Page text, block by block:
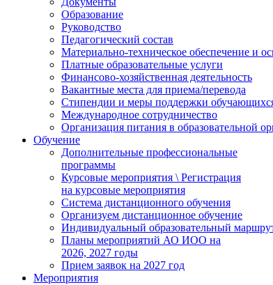
Образование
Руководство
Педагогический состав
Материально-техническое обеспечение и
Платные образовательные услуги
Финансово-хозяйственная деятельность
Вакантные места для приема/перевода
Стипендии и меры поддержки
Международное сотрудничество
Организация питания в образовательной
Обучение
Дополнительные профессиональные
программы
Курсовые мероприятия \ Регистрация
на курсовые мероприятия
Система дистанционного обучения
Организуем дистанционное обучение
Индивидуальный образовательный
Планы мероприятий АО ИОО на
2026, 2027 годы
Прием заявок на 2027 год
Мероприятия